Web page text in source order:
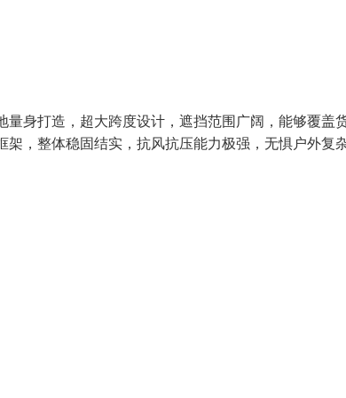
身打造，超大跨度设计，遮挡范围广阔，能够覆盖
，整体稳固结实，抗风抗压能力极强，无惧户外复